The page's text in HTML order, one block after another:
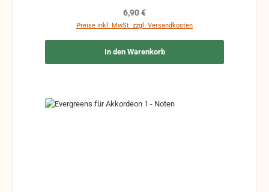
Regulärer Preis:
6,90 €
Preise inkl. MwSt. zzgl. Versandkosten
In den Warenkorb